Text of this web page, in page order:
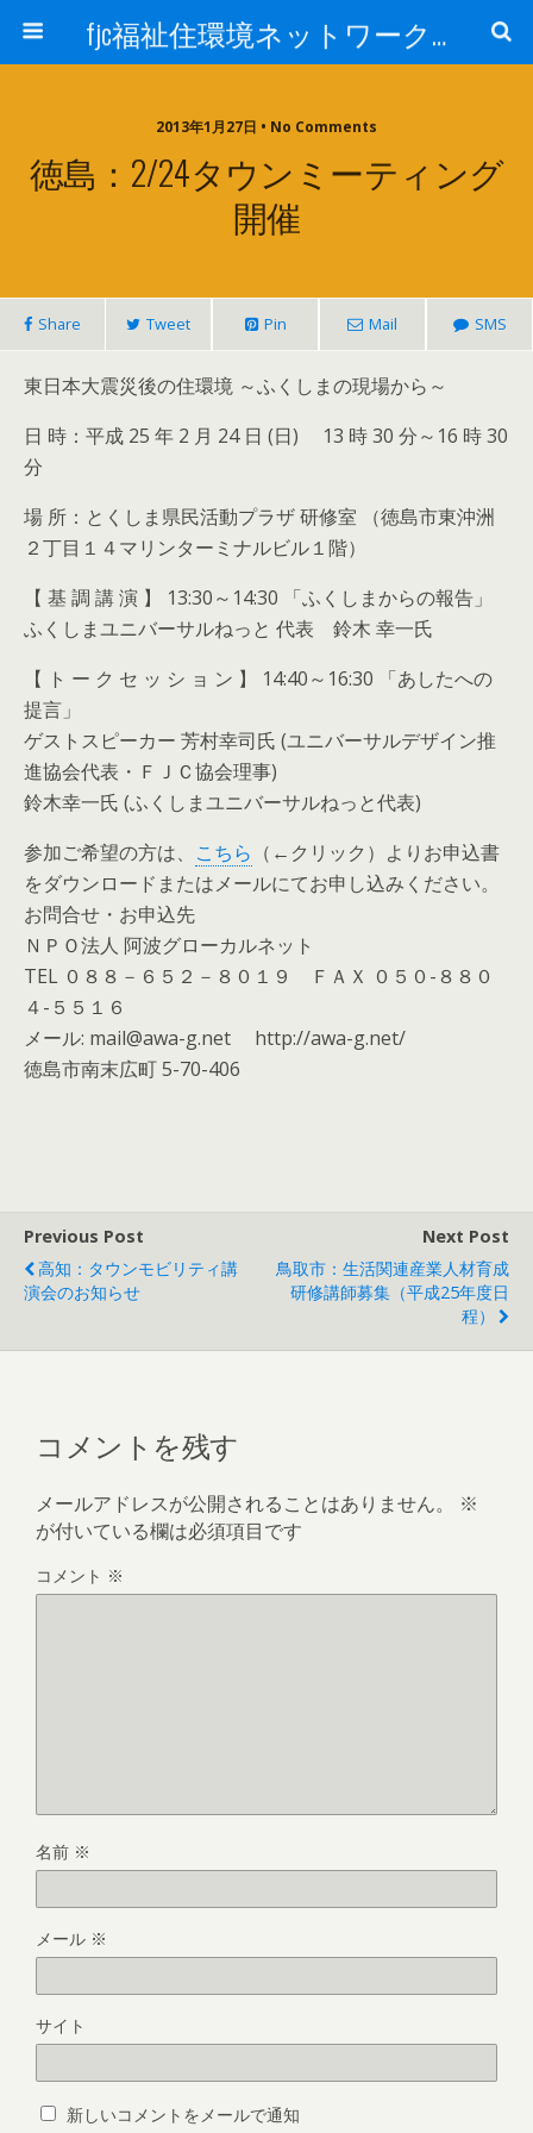
fjc福祉住環境ネットワーク会議
2013年1月27日 • No Comments
徳島：2/24タウンミーティング
開催
Share Tweet Pin Mail SMS
東日本大震災後の住環境 ～ふくしまの現場から～
日 時：平成 25 年 2 月 24 日 (日) 13 時 30 分～16 時 30
分
場 所：とくしま県民活動プラザ 研修室 （徳島市東沖洲
２丁目１４マリンターミナルビル１階）
【 基 調 講 演 】 13:30～14:30 「ふくしまからの報告」
ふくしまユニバーサルねっと 代表 鈴木 幸一氏
【 ト ー ク セ ッ シ ョ ン 】 14:40～16:30 「あしたへの
提言」
ゲストスピーカー 芳村幸司氏 (ユニバーサルデザイン推
進協会代表・ＦＪＣ協会理事)
鈴木幸一氏 (ふくしまユニバーサルねっと代表)
参加ご希望の方は、 こちら （←クリック）よりお申込書
をダウンロードまたはメールにてお申し込みください。
お問合せ・お申込先
ＮＰＯ法人 阿波グローカルネット
TEL ０８８－６５２－８０１９ ＦＡＸ ０５０-８８０
４-５５１６
メール: mail@awa-g.net http://awa-g.net/
徳島市南末広町 5-70-406
Previous Post
高知：タウンモビリティ講
演会のお知らせ
Next Post
鳥取市：生活関連産業人材育成
研修講師募集（平成25年度日
程）
コメントを残す
メールアドレスが公開されることはありません。
※
が付いている欄は必須項目です
コメント ※
名前 ※
メール ※
サイト
新しいコメントをメールで通知